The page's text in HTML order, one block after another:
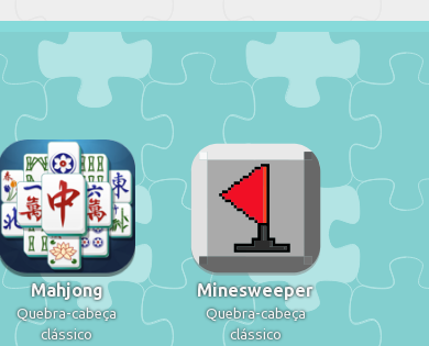
Mahjong
Quebra-cabeça
clássico
Minesweeper
Quebra-cabeça
clássico